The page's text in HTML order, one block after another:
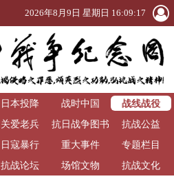
2026年8月9日 星期日 16:09:18
日本投降 战时中国
战线战役
关爱老兵
抗日战争图书
馆
抗战公益
日寇暴行 重大事件
专题栏目
抗战论坛 场馆文物 抗战文化